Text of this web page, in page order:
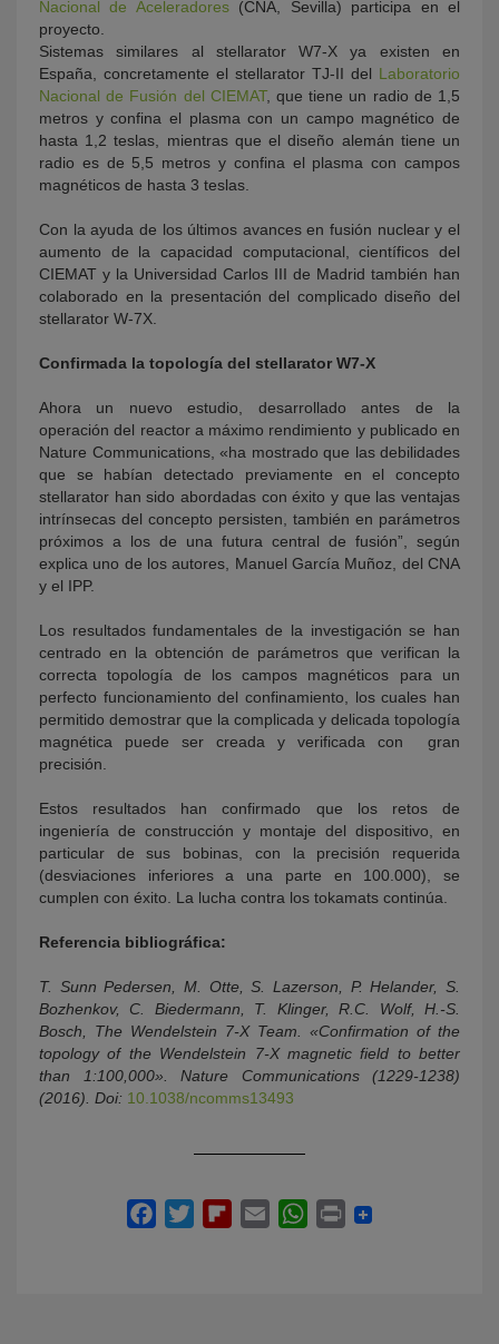
Nacional de Aceleradores (CNA, Sevilla) participa en el
proyecto.
Sistemas similares al stellarator W7-X ya existen en
España, concretamente el stellarator TJ-II del Laboratorio
Nacional de Fusión del CIEMAT, que tiene un radio de 1,5
metros y confina el plasma con un campo magnético de
hasta 1,2 teslas, mientras que el diseño alemán tiene un
radio es de 5,5 metros y confina el plasma con campos
magnéticos de hasta 3 teslas.
Con la ayuda de los últimos avances en fusión nuclear y el
aumento de la capacidad computacional, científicos del
CIEMAT y la Universidad Carlos III de Madrid también han
colaborado en la presentación del complicado diseño del
stellarator W-7X.
Confirmada la topología del stellarator W7-X
Ahora un nuevo estudio, desarrollado antes de la
operación del reactor a máximo rendimiento y publicado en
Nature Communications, «ha mostrado que las debilidades
que se habían detectado previamente en el concepto
stellarator han sido abordadas con éxito y que las ventajas
intrínsecas del concepto persisten, también en parámetros
próximos a los de una futura central de fusión”, según
explica uno de los autores, Manuel García Muñoz, del CNA
y el IPP.
Los resultados fundamentales de la investigación se han
centrado en la obtención de parámetros que verifican la
correcta topología de los campos magnéticos para un
perfecto funcionamiento del confinamiento, los cuales han
permitido demostrar que la complicada y delicada topología
magnética puede ser creada y verificada con gran
precisión.
Estos resultados han confirmado que los retos de
ingeniería de construcción y montaje del dispositivo, en
particular de sus bobinas, con la precisión requerida
(desviaciones inferiores a una parte en 100.000), se
cumplen con éxito. La lucha contra los tokamats continúa.
Referencia bibliográfica:
T. Sunn Pedersen, M. Otte, S. Lazerson, P. Helander, S.
Bozhenkov, C. Biedermann, T. Klinger, R.C. Wolf, H.-S.
Bosch, The Wendelstein 7-X Team. «Confirmation of the
topology of the Wendelstein 7-X magnetic field to better
than 1:100,000». Nature Communications (1229-1238)
(2016). Doi: 10.1038/ncomms13493